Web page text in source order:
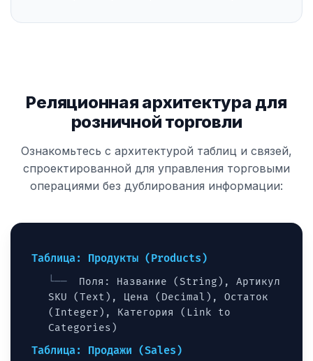
Реляционная архитектура для
розничной торговли
Ознакомьтесь с архитектурой таблиц и связей,
спроектированной для управления торговыми
операциями без дублирования информации:
Таблица: Продукты (Products)
Поля: Название (String), Артикул
SKU (Text), Цена (Decimal), Остаток
(Integer), Категория (Link to
Categories)
Таблица: Продажи (Sales)